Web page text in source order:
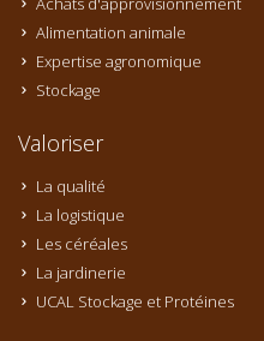
Alimentation animale
Expertise agronomique
Stockage
Valoriser
La qualité
La logistique
Les céréales
La jardinerie
UCAL Stockage et Protéines